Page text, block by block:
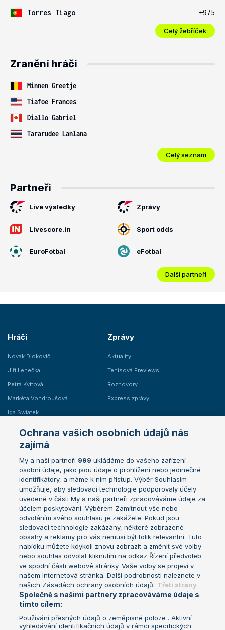
Torres Tiago
+975
Celý žebříček
Zranění hráči
Minnen Greetje
Tiafoe Frances
Diallo Gabriel
Tararudee Lanlana
Celý seznam
Partneři
Live výsledky Zprávy
Livescore.in Sport odds
EuroFotbal eFotbal
Další partneři
Hráči
Novak Djokovič
Jiří Lehečka
Petra Kvitová
Markéta Vondroušová
Iga Swiatek
Zprávy
Aktuality
Tenisová Previews
Rozhovory
Express zprávy
Žebříčky
Žebříček ATP (muži)
Žebříček WTA (ženy)
Sázkařský žebříček
Australian Open
French Open
Wimbledon
US Open
Turnaj mistrů
Turnaj mistryň
Aktualní trendy
Fotbalové přestupy
Livesport Daily
LS Prague Open
Ochrana vašich osobních údajů nás
zajímá
My a naši partneři 999 ukládáme do vašeho zařízení
osobní údaje, jako jsou údaje o prohlížení nebo jedinečné
identifikátory, a máme k nim přístup. Výběr Souhlasím
umožňuje, aby sledovací technologie podporovaly účely
uvedené v části My a naši partneři zpracováváme údaje za
účelem poskytování. Výběrem Zamítnout vše nebo
odvoláním svého souhlasu je zakážete. Pokud jsou
sledovací technologie zakázány, některé zobrazené
obsahy a reklamy pro vás nemusí být tolik relevantní. Tuto
nabídku můžete kdykoli znovu zobrazit a změnit své volby
nebo souhlas odvolat kliknutím na odkaz Řízení předvoleb
ve spodní části webové stránky. Vaše volby se projeví v
našem Internetová stránka. Další podrobnosti naleznete v
našich Zásadách ochrany osobních údajů. Třetí strany
Společně s našimi partnery zpracováváme údaje s
tímto cílem:
Používání přesných údajů o zeměpisné poloze . Aktivní
vyhledávání identifikačních údajů v rámci specifických